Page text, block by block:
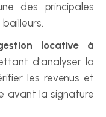
des principales
locative à
d'analyser la
les revenus et
avant la signature